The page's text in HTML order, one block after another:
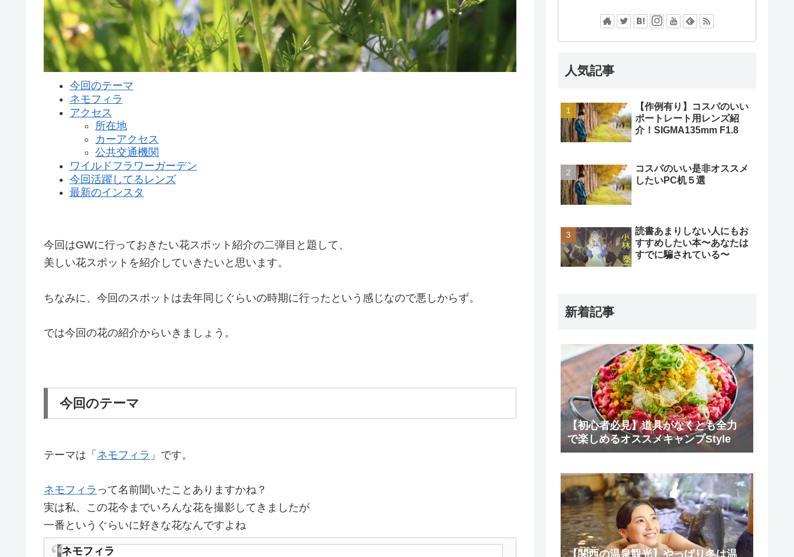
今回のテーマ
ネモフィラ
アクセス
所在地
カーアクセス
公共交通機関
ワイルドフラワーガーデン
今回活躍してるレンズ
最新のインスタ
今回はGWに行っておきたい花スポット紹介の二弾目と題して、
美しい花スポットを紹介していきたいと思います。
ちなみに、今回のスポットは去年同じぐらいの時期に行ったという感じなので悪しからず。
では今回の花の紹介からいきましょう。
今回のテーマ
テーマは「 ネモフィラ 」です。
ネモフィラ って名前聞いたことありますかね？
実は私、この花今までいろんな花を撮影してきましたが
一番というぐらいに好きな花なんですよね
ネモフィラ
人気記事
【作例有り】コスパのいい
ポートレート用レンズ紹
介！SIGMA135mm F1.8
コスパのいい是非オススメ
したいPC机５選
読書あまりしない人にもお
すすめしたい本〜あなたは
すでに騙されている〜
新着記事
【初心者必見】道具がなくとも全力
で楽しめるオススメキャンプStyle
【関西の温泉観光】やっぱり冬は温